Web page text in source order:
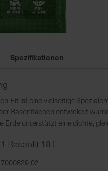
Spezifikationen
Fit ist eine vielseitige
Rasenflächen entwickelt
Erde unterstützt eine dichte,
Rasenfit 18 l
7000829-02